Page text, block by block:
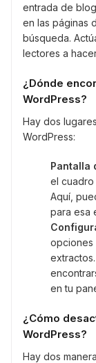
entrada de
en las páginas
búsqueda.
lectores a
¿Dónde
WordPress?
Hay dos
WordPress:
Pantalla
el cuadro
Aquí,
para esa
opciones
en tu
¿Cómo
WordPress?
Hay dos